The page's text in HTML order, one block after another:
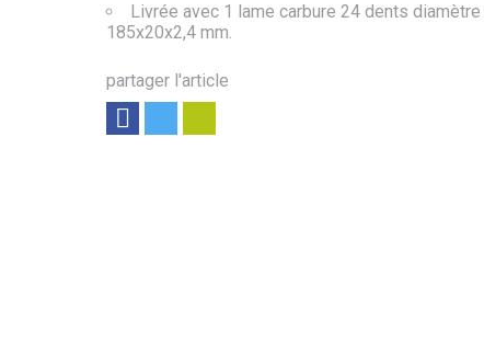
Livrée avec 1 lame carbure 24 dents diamètre
185x20x2,4 mm.
partager l'article